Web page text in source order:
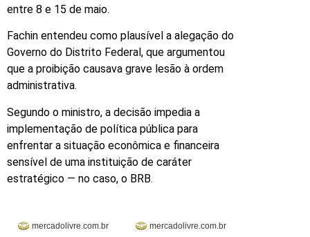
entre 8 e 15 de maio.
Fachin entendeu como plausível a alegação do
Governo do Distrito Federal, que argumentou
que a proibição causava grave lesão à ordem
administrativa.
Segundo o ministro, a decisão impedia a
implementação de política pública para
enfrentar a situação econômica e financeira
sensível de uma instituição de caráter
estratégico — no caso, o BRB.
mercadolivre.com.br mercadolivre.com.br